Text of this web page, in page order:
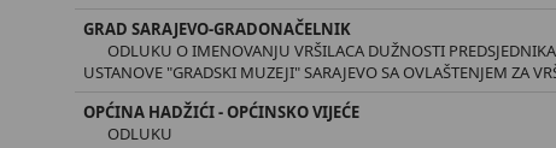
GRAD SARAJEVO-GRADONAČELNIK
ODLUKU O IMENOVANJU VRŠILACA DUŽNOSTI
USTANOVE "GRADSKI MUZEJI" SARAJEVO SA OVLAŠTENJEM ZA
OPĆINA HADŽIĆI - OPĆINSKO VIJEĆE
ODLUKU